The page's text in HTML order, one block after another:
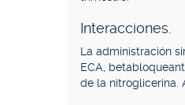
Interacciones.
La administración
ECA,
de la nitroglicerina.